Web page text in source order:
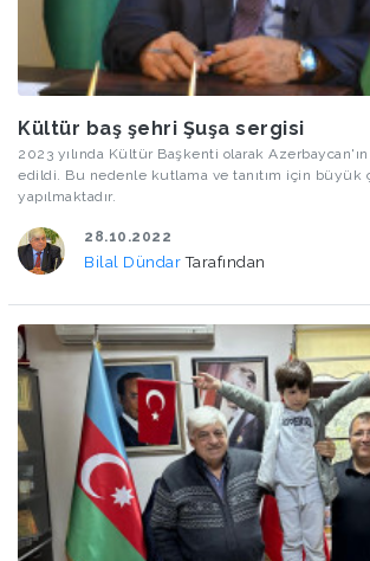
Kültür baş şehri Şuşa sergisi
2023 yılında Kültür Başkenti olarak Azerbaycan'ın ŞUŞA şehri ilan
edildi. Bu nedenle kutlama ve tanıtım için büyük
yapılmaktadır.
28.10.2022
Bilal DündarTarafından